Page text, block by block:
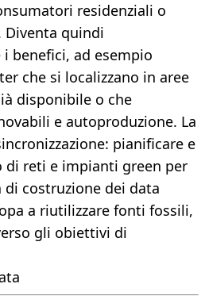
residenziali o
Diventa quindi
benefici, ad esempio
che si localizzano in aree
disponibile o che
e autoproduzione. La
pianificare e
di reti e impianti green per
costruzione dei data
a riutilizzare fonti fossili,
gli obiettivi di